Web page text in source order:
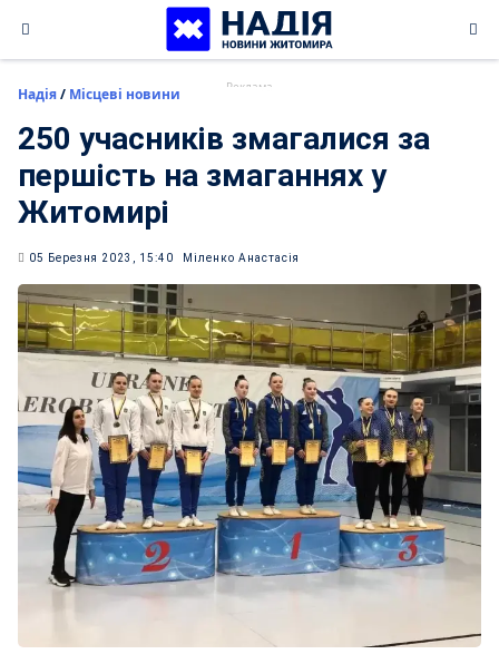
content
Надія/ Місцеві новини
250 учасників змагалися за
першість на змаганнях у
Житомирі
05 Березня 2023, 15:40 Міленко Анастасія